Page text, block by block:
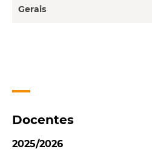
Gerais
Docentes
2025/2026